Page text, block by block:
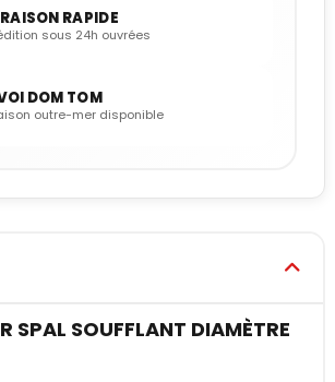
RAPIDE
sous 24h ouvrées
DOM TOM
outre-mer disponible
SPAL SOUFFLANT DIAMÈTRE